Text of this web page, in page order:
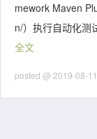
mework Maven
n/）执行自动化测
全文
posted @ 2019-08-